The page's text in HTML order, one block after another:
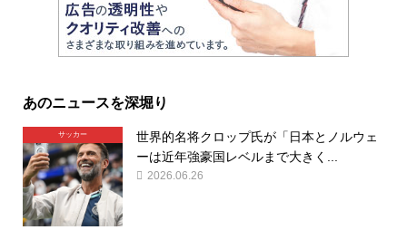
あのニュースを深堀り
サッカー
世界的名将クロップ氏が「日本とノルウェ
ーは近年強豪国レベルまで大きく...
2026.06.26